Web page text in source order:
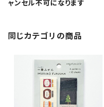
ャンセル不可になります
同じカテゴリの商品